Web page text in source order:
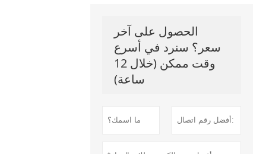
الحصول على آخر
سعر؟ سنرد في أسرع
وقت ممكن (خلال 12
ساعة)